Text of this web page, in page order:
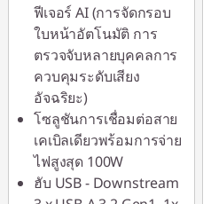
ฟีเจอร์ AI (การจัดกรอบ
ใบหน้าอัตโนมัติ การ
ตรวจจับหลายบุคคลการ
ควบคุมระดับเสียง
อัจฉริยะ)
โซลูชันการเชื่อมต่อสาย
เคเบิลเดียวพร้อมการจ่าย
ไฟสูงสุด 100W
ฮับ USB - Downstream